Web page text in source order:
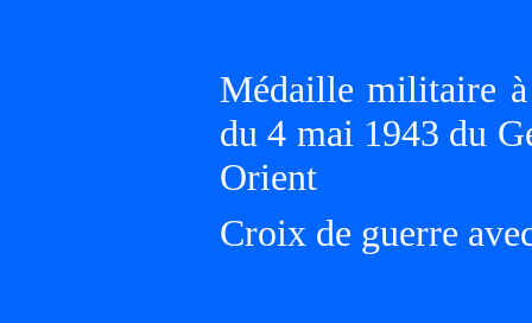
Médaille militaire
du 4 mai 1943 du
Orient
Croix de guerre